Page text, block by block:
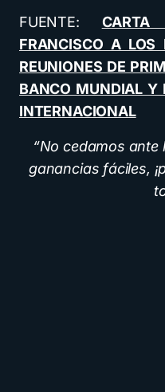
FUENTE:
FRANCISCO A LOS
REUNIONES DE
BANCO MUNDIAL Y
INTERNACIONAL
“No cedamos ante
ganancias fáciles,